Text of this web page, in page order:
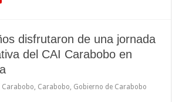
disfrutaron de una jornada
del CAI Carabobo en
Carabobo Carabobo Gobierno de Carabobo